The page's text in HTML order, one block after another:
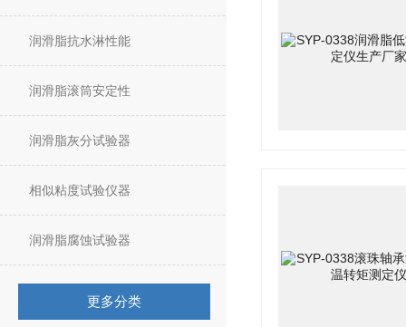
润滑脂抗水淋性能
润滑脂滚筒安定性
润滑脂灰分试验器
相似粘度试验仪器
润滑脂腐蚀试验器
更多分类